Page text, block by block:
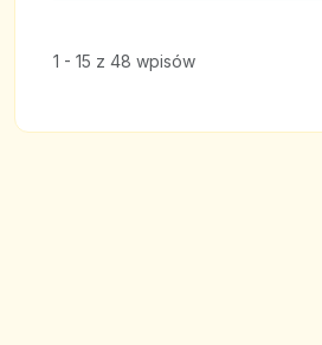
1 - 15 z 48 wpisów